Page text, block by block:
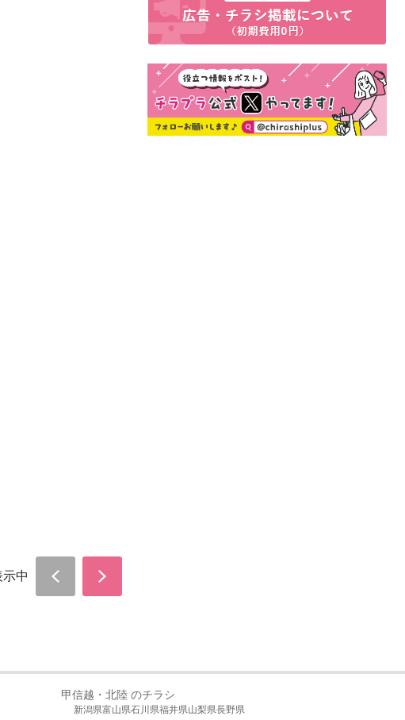
中
甲信越・北陸 のチラシ
新潟県富山県石川県福井県山梨県長野県